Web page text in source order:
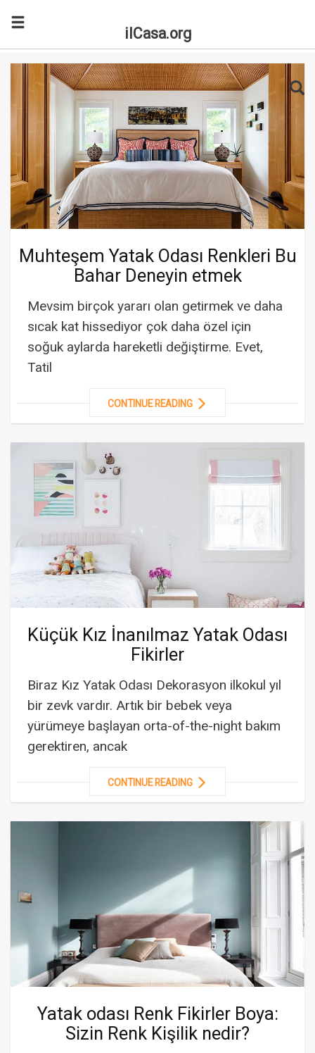
ilCasa.org
Search for:
Muhteşem Yatak Odası Renkleri Bu
Bahar Deneyin etmek
Mevsim birçok yararı olan getirmek ve daha
sıcak kat hissediyor çok daha özel için
soğuk aylarda hareketli değiştirme. Evet,
Tatil
CONTINUE READING
Küçük Kız İnanılmaz Yatak Odası
Fikirler
Biraz Kız Yatak Odası Dekorasyon ilkokul yıl
bir zevk vardır. Artık bir bebek veya
yürümeye başlayan orta-of-the-night bakım
gerektiren, ancak
CONTINUE READING
Yatak odası Renk Fikirler Boya:
Sizin Renk Kişilik nedir?